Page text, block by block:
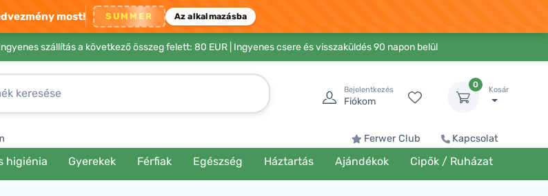
most! SUMMER Az alkalmazásba
szállítás a következő összeg felett: 80 EUR | Ingyenes csere és visszaküldés 90 napon belül
Bejelentkezés
Fiókom
0
Kosár
Ferwer Club Kapcsolat
higiénia Gyerekek Férfiak Egészség Háztartás Ajándékok Cipők / Ruházat